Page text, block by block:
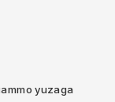
yuzaga